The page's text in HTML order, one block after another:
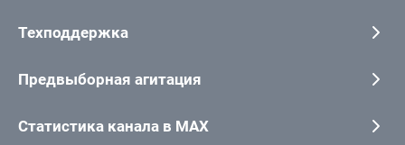
Техподдержка
Предвыборная агитация
Статистика канала в MAX